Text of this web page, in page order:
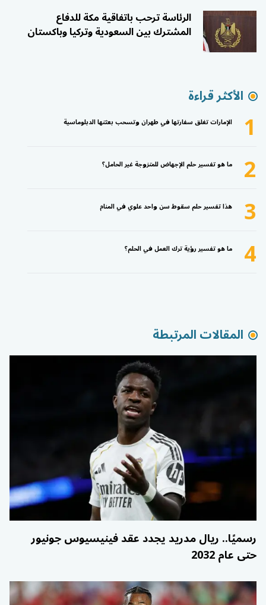
الرئاسة ترحب باتفاقية مكة للدفاع
المشترك بين السعودية وتركيا وباكستان
الأكثر قراءة
1 الإمارات تغلق سفارتها في طهران وتسحب بعثتها الدبلوماسية
2 ما هو تفسير حلم الإجهاض للمتزوجة غير الحامل؟
3 هذا تفسير حلم سقوط سن واحد علوي في المنام
4 ما هو تفسير رؤية ترك العمل في الحلم؟
المقالات المرتبطة
رسميًا.. ريال مدريد يجدد عقد فينيسيوس جونيور
حتى عام 2032